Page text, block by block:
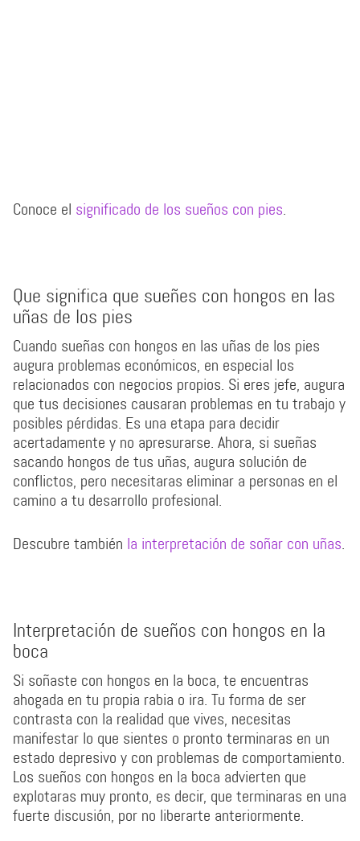
Conoce el significado de los sueños con pies.
Que significa que sueñes con hongos en las
uñas de los pies
Cuando sueñas con hongos en las uñas de los pies
augura problemas económicos, en especial los
relacionados con negocios propios. Si eres jefe, augura
que tus decisiones causaran problemas en tu trabajo y
posibles pérdidas. Es una etapa para decidir
acertadamente y no apresurarse. Ahora, si sueñas
sacando hongos de tus uñas, augura solución de
conflictos, pero necesitaras eliminar a personas en el
camino a tu desarrollo profesional.
Descubre también la interpretación de soñar con uñas.
Interpretación de sueños con hongos en la
boca
Si soñaste con hongos en la boca, te encuentras
ahogada en tu propia rabia o ira. Tu forma de ser
contrasta con la realidad que vives, necesitas
manifestar lo que sientes o pronto terminaras en un
estado depresivo y con problemas de comportamiento.
Los sueños con hongos en la boca advierten que
explotaras muy pronto, es decir, que terminaras en una
fuerte discusión, por no liberarte anteriormente.